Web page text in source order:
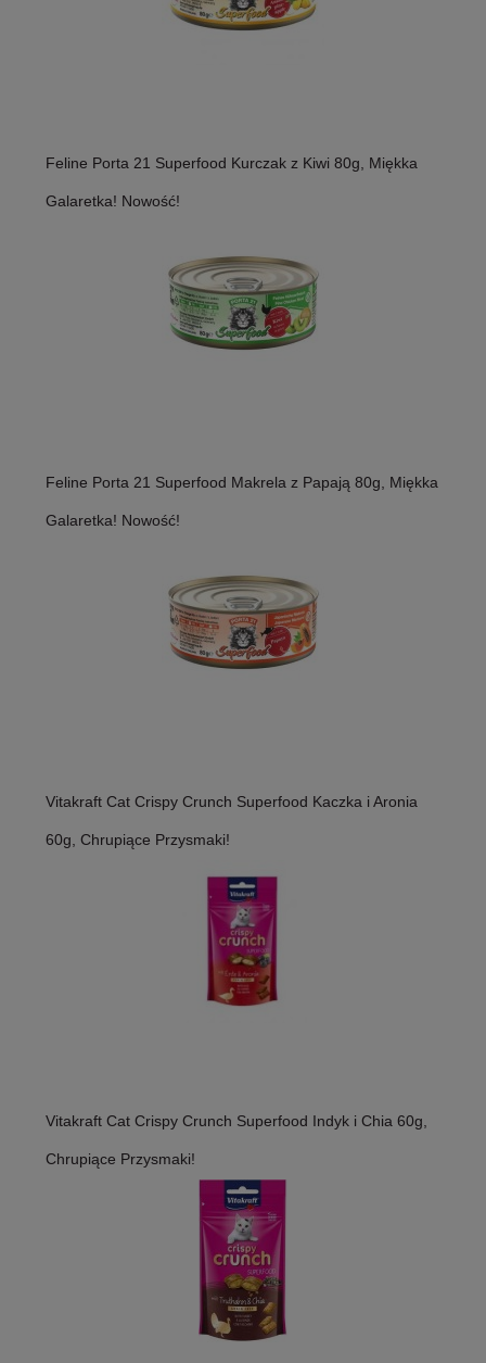
Feline Porta 21 Superfood Kurczak z Kiwi 80g, Miękka
Galaretka! Nowość!
Feline Porta 21 Superfood Makrela z Papają 80g, Miękka
Galaretka! Nowość!
Vitakraft Cat Crispy Crunch Superfood Kaczka i Aronia
60g, Chrupiące Przysmaki!
Vitakraft Cat Crispy Crunch Superfood Indyk i Chia 60g,
Chrupiące Przysmaki!